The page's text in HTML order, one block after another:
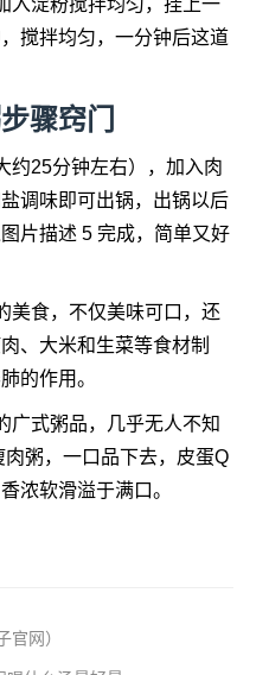
搅拌均匀，一分钟后这道
骤窍门
约25分钟左右），加入肉
调味即可出锅，出锅以后
片描述 5 完成，简单又好
美食，不仅美味可口，还
、大米和生菜等食材制
的作用。
广式粥品，几乎无人不知
粥，一口品下去，皮蛋Q
浓软滑溢于满口。
官网）